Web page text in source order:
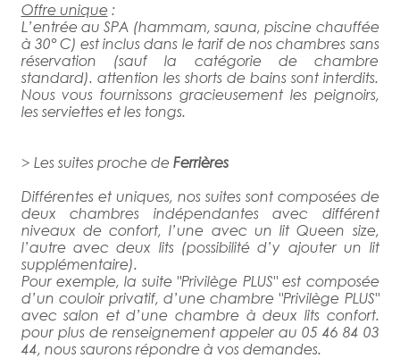
Offre unique:
L’entrée au SPA (hammam, sauna, piscine chauffée
à 30° C) est inclus dans le tarif de nos chambres sans
réservation (sauf la catégorie de chambre
standard). attention les shorts de bains sont interdits.
Nous vous fournissons gracieusement les peignoirs,
les serviettes et les tongs.
> Les suites proche de Ferrières
Différentes et uniques, nos suites sont composées de
deux chambres indépendantes avec différent
niveaux de confort, l’une avec un lit Queen size,
l’autre avec deux lits (possibilité d’y ajouter un lit
supplémentaire).
Pour exemple, la suite "Privilège PLUS" est composée
d’un couloir privatif, d’une chambre "Privilège PLUS"
avec salon et d’une chambre à deux lits confort.
pour plus de renseignement appeler au 05 46 84 03
44, nous saurons répondre à vos demandes.